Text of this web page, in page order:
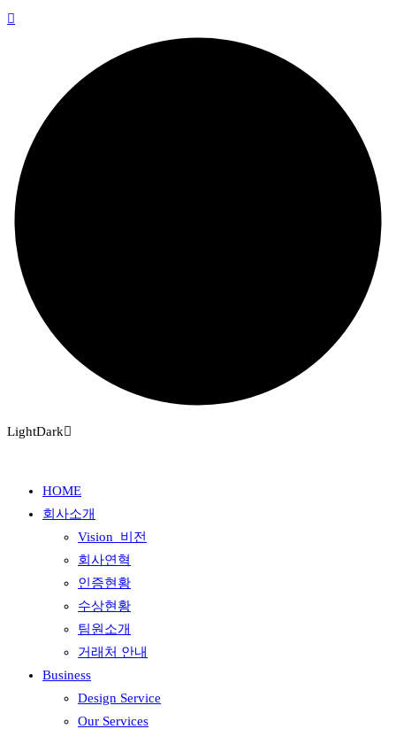
LightDark
HOME
회사소개
Vision_비전
회사연혁
인증현황
수상현황
팀원소개
거래처 안내
Business
Design Service
Our Services